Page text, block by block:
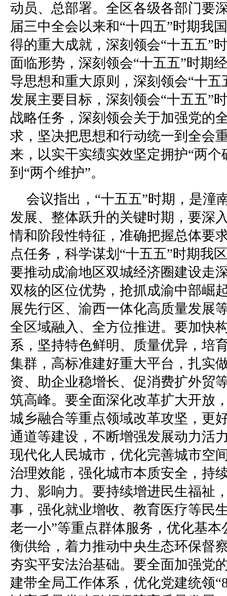
动员、总部署。全区各级各部门要
届三中全会以来和“十四五”时期我
得的重大成就，深刻领会“十五五”
面临形势，深刻领会“十五五”时期
导思想和重大原则，深刻领会“十五
发展主要目标，深刻领会“十五五”
战略任务，深刻领会关于加强党的
求，坚决把思想和行动统一到全会
来，以实干实绩实效坚定拥护“两个
到“两个维护”。
会议指出，“十五五”时期，是潼
发展、整体跃升的关键时期，要深
情和阶段性特征，准确把握总体要
点任务，科学谋划“十五五”时期我
要推动成渝地区双城经济圈建设走
双核的区位优势，抢抓成渝中部崛
展先行区、渝西一体化高质量发展
全区域融入、全方位推进。要加快
系，坚持特色鲜明、质量优异，培
集群，高标准建好重大平台，扎实
资、助企业稳增长、促消费扩外贸
筑高峰。要全面深化改革扩大开放
城乡融合等重点领域改革攻坚，更
通道等建设，不断增强发展动力活
现代化人民城市，优化完善城市空
治理效能，强化城市本质安全，持
力、影响力。要持续增进民生福祉
事，强化就业增收、教育医疗等民
老一小”等重点群体服务，优化基本
衡供给，着力推动中央生态环保督
夯实平安法治基础。要全面加强党
建带全局工作体系，优化党建统领